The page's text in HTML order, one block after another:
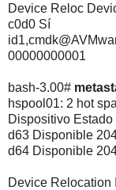
Device Reloc
c0d0 Sí
00000000001
bash-3.00#
hspool01: 2 hot
Dispositivo
d63 Disponible
d64 Disponible
Device Relocation